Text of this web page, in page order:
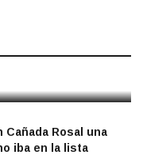
al Día
Cañada Rosal una
iba en la lista